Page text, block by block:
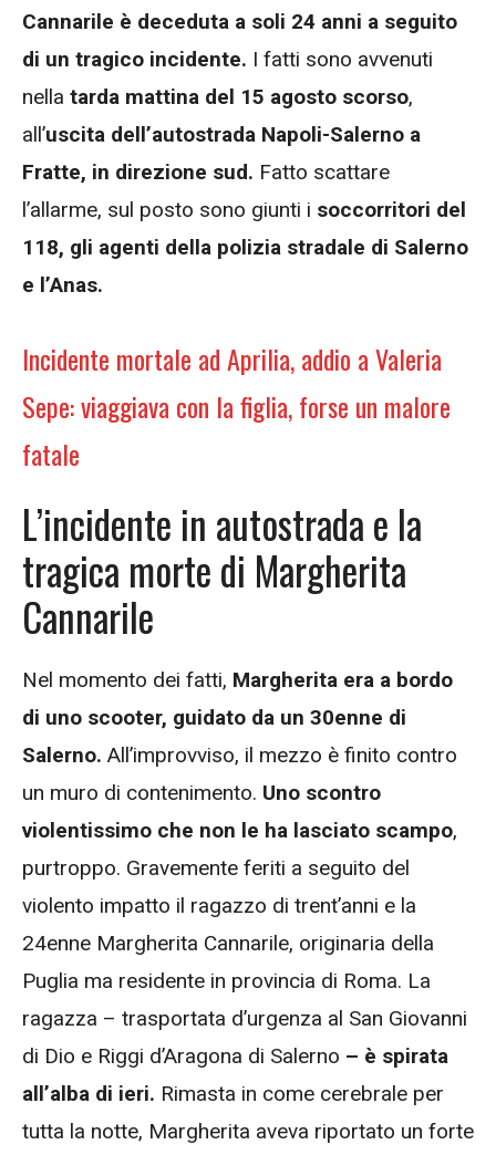
Cannarile è deceduta a soli 24 anni a seguito
di un tragico incidente. I fatti sono avvenuti
nella tarda mattina del 15 agosto scorso,
all’uscita dell’autostrada Napoli-Salerno a
Fratte, in direzione sud. Fatto scattare
l’allarme, sul posto sono giunti i soccorritori del
118, gli agenti della polizia stradale di Salerno
e l’Anas.
Incidente mortale ad Aprilia, addio a Valeria
Sepe: viaggiava con la figlia, forse un malore
fatale
L’incidente in autostrada e la
tragica morte di Margherita
Cannarile
Nel momento dei fatti, Margherita era a bordo
di uno scooter, guidato da un 30enne di
Salerno. All’improvviso, il mezzo è finito contro
un muro di contenimento. Uno scontro
violentissimo che non le ha lasciato scampo,
purtroppo. Gravemente feriti a seguito del
violento impatto il ragazzo di trent’anni e la
24enne Margherita Cannarile, originaria della
Puglia ma residente in provincia di Roma. La
ragazza – trasportata d’urgenza al San Giovanni
di Dio e Riggi d’Aragona di Salerno – è spirata
all’alba di ieri. Rimasta in come cerebrale per
tutta la notte, Margherita aveva riportato un forte